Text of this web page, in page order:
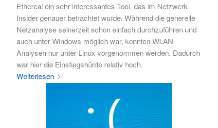
Ethereal ein sehr interessantes Tool, das im Netzwerk
Insider genauer betrachtet wurde. Während die generelle
Netzanalyse seinerzeit schon einfach durchzuführen und
auch unter Windows möglich war, konnten WLAN-
Analysen nur unter Linux vorgenommen werden. Dadurch
war hier die Einstiegshürde relativ hoch.
Weiterlesen